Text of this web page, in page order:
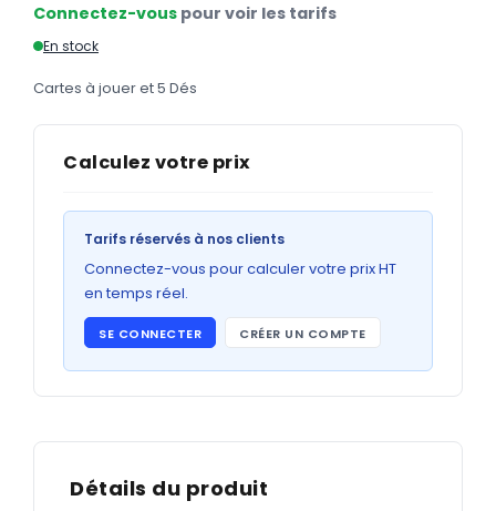
Chemises
GRAND FORMAT
Abribus
Connectez-vous pour voir les tarifs
En stock
Cartes à jouer et 5 Dés
Calculez votre prix
Tarifs réservés à nos clients
Connectez-vous pour calculer votre prix HT
en temps réel.
SE CONNECTER CRÉER UN COMPTE
Détails du produit